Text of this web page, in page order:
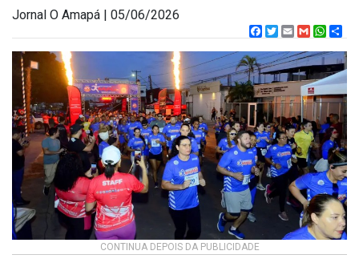
Jornal O Amapá | 05/06/2026
Facebook
TwitterEmailGmail
CONTINUA DEPOIS DA PUBLICIDADE